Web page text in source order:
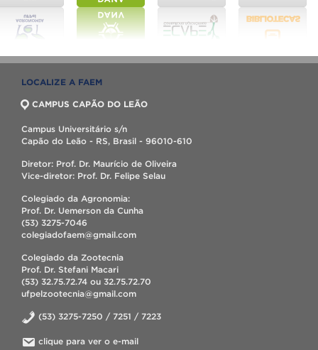
LOCALIZE A FAEM
CAMPUS CAPÃO DO LEÃO
Campus Universitário s/n
Capão do Leão - RS, Brasil - 96010-610
Diretor: Prof. Dr. Maurício de Oliveira
Vice-diretor: Prof. Dr. Felipe Selau
Colegiado da Agronomia:
Prof. Dr. Uemerson da Cunha
(53) 3275-7046
colegiadofaem@gmail.com
Colegiado da Zootecnia
Prof. Dr. Stefani Macari
(53) 32.75.72.74 ou 32.75.72.70
ufpelzootecnia@gmail.com
(53) 3275-7250 / 7251 / 7223
clique para ver o e-mail